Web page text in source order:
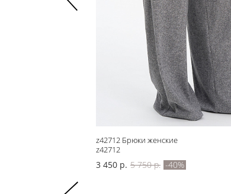
z42712 Брюки женские
z42712
3 450 р. 5 750 р. -40%